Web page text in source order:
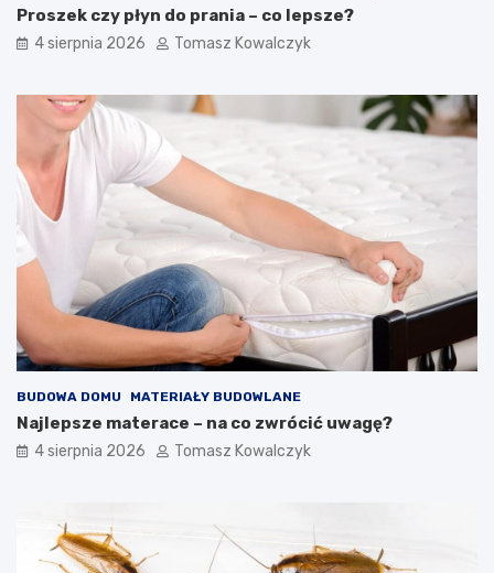
Proszek czy płyn do prania – co lepsze?
4 sierpnia 2026 Tomasz Kowalczyk
BUDOWA DOMU MATERIAŁY BUDOWLANE
Najlepsze materace – na co zwrócić uwagę?
4 sierpnia 2026 Tomasz Kowalczyk